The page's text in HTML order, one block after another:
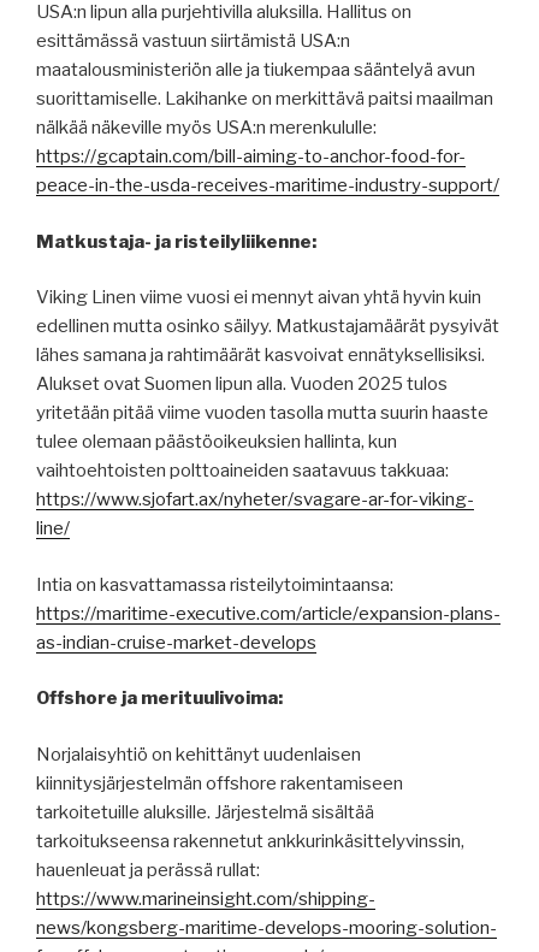
USA:n lipun alla purjehtivilla aluksilla. Hallitus on
esittämässä vastuun siirtämistä USA:n
maatalousministeriön alle ja tiukempaa sääntelyä avun
suorittamiselle. Lakihanke on merkittävä paitsi maailman
nälkää näkeville myös USA:n merenkululle:
https://gcaptain.com/bill-aiming-to-anchor-food-for-
peace-in-the-usda-receives-maritime-industry-support/
Matkustaja- ja risteilyliikenne:
Viking Linen viime vuosi ei mennyt aivan yhtä hyvin kuin
edellinen mutta osinko säilyy. Matkustajamäärät pysyivät
lähes samana ja rahtimäärät kasvoivat ennätyksellisiksi.
Alukset ovat Suomen lipun alla. Vuoden 2025 tulos
yritetään pitää viime vuoden tasolla mutta suurin haaste
tulee olemaan päästöoikeuksien hallinta, kun
vaihtoehtoisten polttoaineiden saatavuus takkuaa:
https://www.sjofart.ax/nyheter/svagare-ar-for-viking-
line/
Intia on kasvattamassa risteilytoimintaansa:
https://maritime-executive.com/article/expansion-plans-
as-indian-cruise-market-develops
Offshore ja merituulivoima:
Norjalaisyhtiö on kehittänyt uudenlaisen
kiinnitysjärjestelmän offshore rakentamiseen
tarkoitetuille aluksille. Järjestelmä sisältää
tarkoitukseensa rakennetut ankkurinkäsittelyvinssin,
hauenleuat ja perässä rullat:
https://www.marineinsight.com/shipping-
news/kongsberg-maritime-develops-mooring-solution-